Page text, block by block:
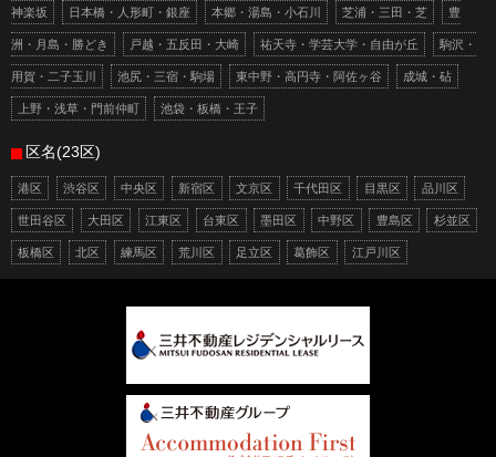
神楽坂 日本橋・人形町・銀座 本郷・湯島・小石川 芝浦・三田・芝 豊
洲・月島・勝どき 戸越・五反田・大崎 祐天寺・学芸大学・自由が丘 駒沢・
用賀・二子玉川 池尻・三宿・駒場 東中野・高円寺・阿佐ヶ谷 成城・砧
上野・浅草・門前仲町 池袋・板橋・王子
区名(23区)
港区 渋谷区 中央区 新宿区 文京区 千代田区 目黒区 品川区
世田谷区 大田区 江東区 台東区 墨田区 中野区 豊島区 杉並区
板橋区 北区 練馬区 荒川区 足立区 葛飾区 江戸川区